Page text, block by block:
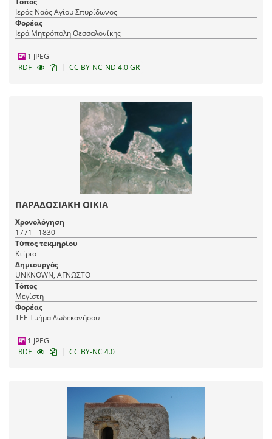
Ιερός Ναός Αγίου Σπυρίδωνος
Φορέας
Ιερά Μητρόπολη Θεσσαλονίκης
1 JPEG
RDF
| CC BY-NC-ND 4.0 GR
ΠΑΡΑΔΟΣΙΑΚΗ ΟΙΚΙΑ
Χρονολόγηση
1771 - 1830
Τύπος τεκμηρίου
Κτίριο
Δημιουργός
UNKNOWN, ΑΓΝΩΣΤΟ
Τόπος
Μεγίστη
Φορέας
ΤΕΕ Τμήμα Δωδεκανήσου
1 JPEG
RDF
| CC BY-NC 4.0